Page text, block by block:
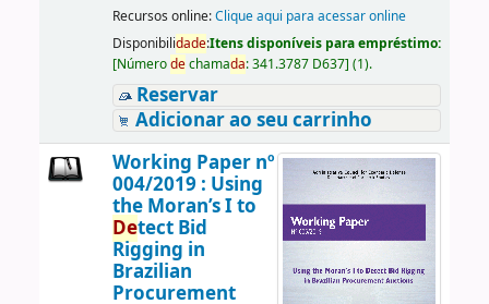
Recursos online:Clique aqui para acessar online
Disponibilidade:Itens disponíveis para empréstimo:
[Númerodechamada:341.3787 D637] (1).
Reservar
Adicionar ao seu carrinho
Working Paper nº
004/2019 : Using
the Moran’s I to
Detect Bid
Rigging in
Brazilian
Procurement